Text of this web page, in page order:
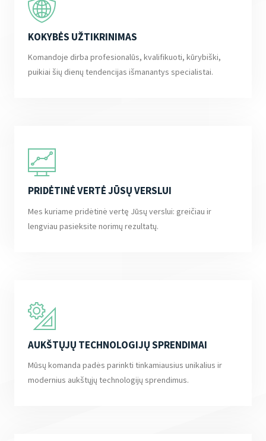
KOKYBĖS UŽTIKRINIMAS
Komandoje dirba profesionalūs, kvalifikuoti, kūrybiški,
puikiai šių dienų tendencijas išmanantys specialistai.
PRIDĖTINĖ VERTĖ JŪSŲ VERSLUI
Mes kuriame pridėtinė vertę Jūsų verslui: greičiau ir
lengviau pasieksite norimų rezultatų.
AUKŠTŲJŲ TECHNOLOGIJŲ SPRENDIMAI
Mūsų komanda padės parinkti tinkamiausius unikalius ir
modernius aukštųjų technologijų sprendimus.